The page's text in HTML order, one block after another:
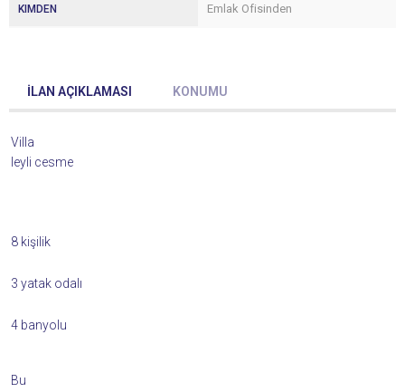
KIMDEN Emlak Ofisinden
İLAN AÇIKLAMASI KONUMU
Villa
leyli cesme
8 kişilik
3 yatak odalı
4 banyolu
Bu